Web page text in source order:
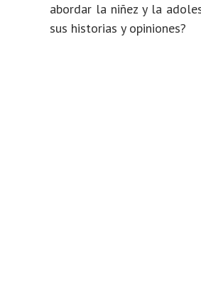
abordar la niñez y la
sus historias y opiniones?